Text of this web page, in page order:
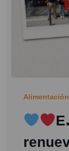
Alimentación